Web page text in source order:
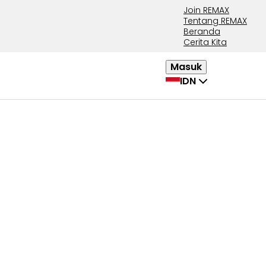
Join REMAX
Tentang REMAX
Beranda
Cerita Kita
Masuk
IDN